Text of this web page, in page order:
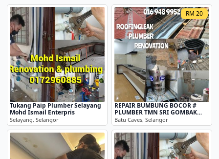
Tukang Paip Plumber Selayang
Mohd Ismail Enterpris
Selayang, Selangor
RM 20
REPAIR BUMBUNG BOCOR #
PLUMBER TMN SRI GOMBAK
0169489952 - Mohd Asri
Batu Caves, Selangor